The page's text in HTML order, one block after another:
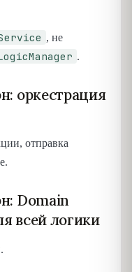
, не
.
оркестрация
отправка
Domain
всей логики